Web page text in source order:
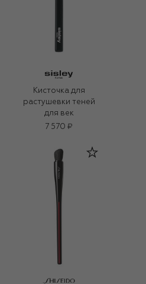
Кисточка для
растушевки теней
для век
7 570 ₽